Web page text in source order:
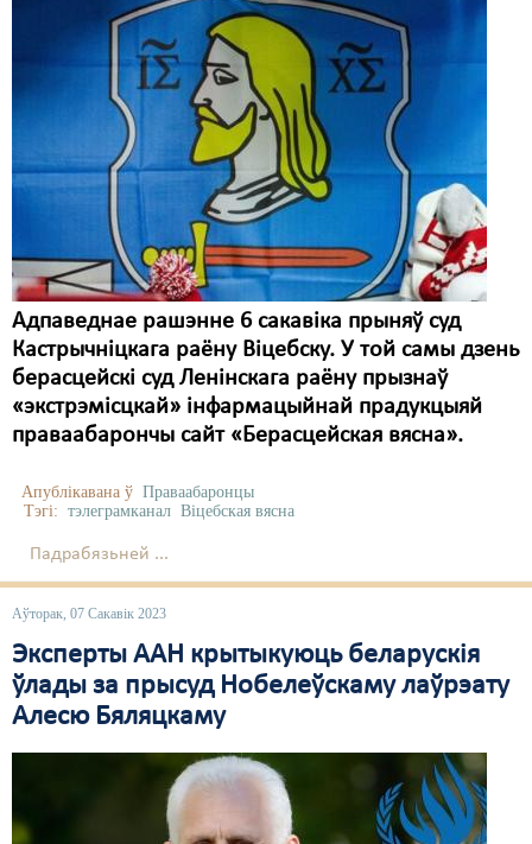
Адпаведнае рашэнне 6 сакавіка прыняў суд
Кастрычніцкага раёну Віцебску. У той самы дзень
берасцейскі суд Ленінскага раёну прызнаў
«экстрэмісцкай» інфармацыйнай прадукцыяй
праваабарончы сайт «Берасцейская вясна».
Апублікавана ў Праваабаронцы
Тэгі: тэлеграмканал Віцебская вясна
Падрабязьней ...
Аўторак, 07 Сакавік 2023
Эксперты ААН крытыкуюць беларускія
ўлады за прысуд Нобелеўскаму лаўрэату
Алесю Бяляцкаму
Правы працоўных
Сацыяльныя правы